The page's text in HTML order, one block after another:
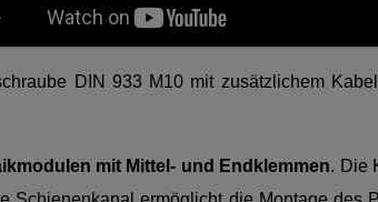
DIN 933 M10 mit zusätzlichem
mit Mittel- und Endklemmen. Die